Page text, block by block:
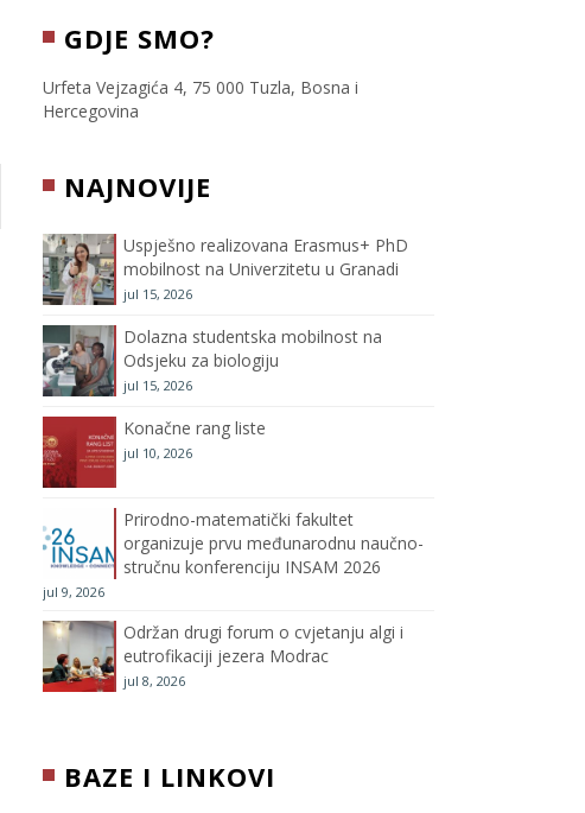
c
e
o
o
k
i
t
e
t
a
m
T
C
h
e
l
GDJE SMO?
Urfeta Vejzagića 4, 75 000 Tuzla, Bosna i
Hercegovina
NAJNOVIJE
Uspješno realizovana Erasmus+ PhD
mobilnost na Univerzitetu u Granadi
jul 15, 2026
Dolazna studentska mobilnost na
Odsjeku za biologiju
jul 15, 2026
Konačne rang liste
jul 10, 2026
Prirodno-matematički fakultet
organizuje prvu međunarodnu naučno-
stručnu konferenciju INSAM 2026
jul 9, 2026
Održan drugi forum o cvjetanju algi i
eutrofikaciji jezera Modrac
jul 8, 2026
BAZE I LINKOVI